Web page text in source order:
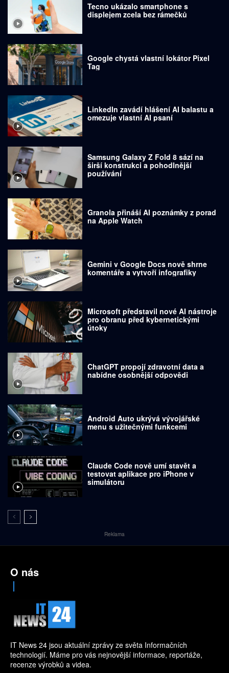
Tecno ukázalo smartphone s
displejem zcela bez rámečků
Google chystá vlastní lokátor Pixel
Tag
LinkedIn zavádí hlášení AI balastu a
omezuje vlastní AI psaní
Samsung Galaxy Z Fold 8 sází na
širší konstrukci a pohodlnější
používání
Granola přináší AI poznámky z porad
na Apple Watch
Gemini v Google Docs nově shrne
komentáře a vytvoří infografiky
Microsoft představil nové AI nástroje
pro obranu před kybernetickými
útoky
ChatGPT propojí zdravotní data a
nabídne osobnější odpovědi
Android Auto ukrývá vývojářské
menu s užitečnými funkcemi
Claude Code nově umí stavět a
testovat aplikace pro iPhone v
simulátoru
Reklama
O nás
IT News 24 jsou aktuální zprávy ze světa Informačních
technologií. Máme pro vás nejnovější informace, reportáže,
recenze výrobků a videa.